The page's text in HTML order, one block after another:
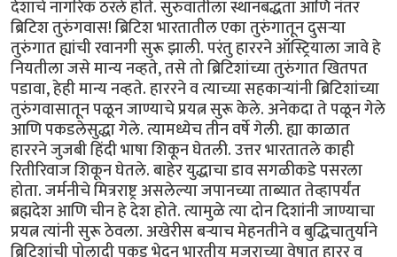
देशाचे नागरिक ठरले होते. सुरुवातीला स्थानबद्धता आणि नंतर
ब्रिटिश तुरुंगवास! ब्रिटिश भारतातील एका तुरुंगातून दुसर्‍या
तुरुंगात ह्यांची रवानगी सुरू झाली. परंतु हाररने ऑस्ट्रियाला जावे हे
नियतीला जसे मान्य नव्हते, तसे तो ब्रिटिशांच्या तुरुंगात खितपत
पडावा, हेही‌ मान्य नव्हते. हाररने व त्याच्या सहकार्‍यांनी ब्रिटिशांच्या
तुरुंगवासातून पळून जाण्याचे प्रयत्न सुरू केले. अनेकदा ते पळून गेले
आणि पकडलेसुद्धा गेले. त्यामध्येच तीन वर्षे गेली. ह्या काळात
हाररने जुजबी हिंदी भाषा शिकून घेतली. उत्तर भारतातले काही
रितीरिवाज शिकून घेतले. बाहेर युद्धाचा डाव सगळीकडे पसरला
होता. जर्मनीचे मित्रराष्ट्र असलेल्या जपानच्या ताब्यात तेव्हापर्यंत
ब्रह्मदेश आणि चीन हे देश होते. त्यामुळे त्या दोन दिशांनी जाण्याचा
प्रयत्न त्यांनी सुरू ठेवला. अखेरीस बर्‍याच मेहनतीने व बुद्धिचातुर्याने